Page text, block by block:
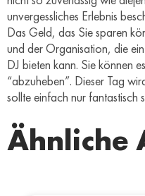
unvergessliches Erlebnis
Das Geld, das Sie sparen
und der Organisation, die
DJ bieten kann. Sie können
“abzuheben”. Dieser Tag
sollte einfach nur fantastisch
Ähnliche